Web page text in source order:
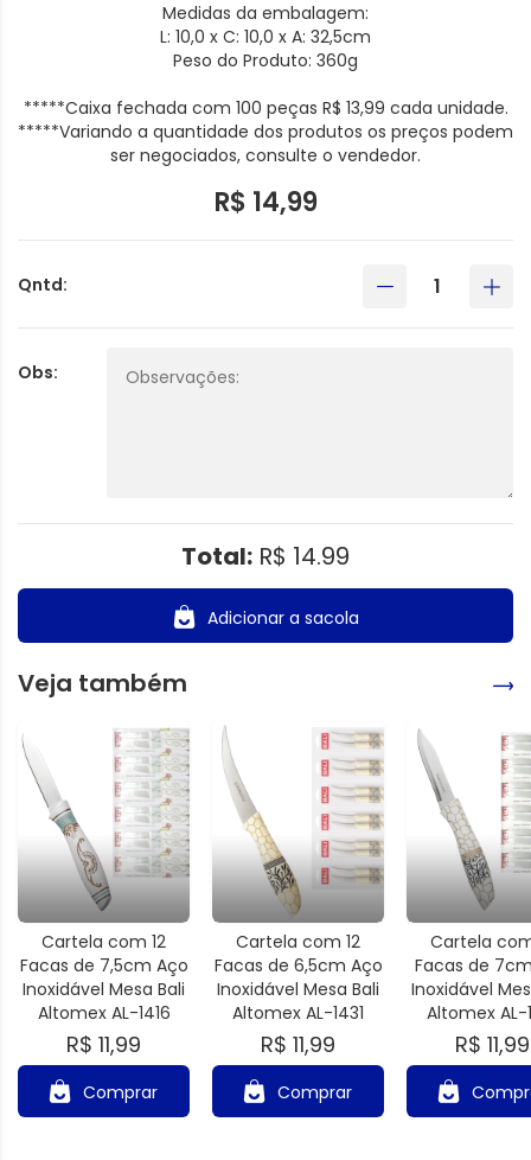
Medidas da embalagem:
L: 10,0 x C: 10,0 x A: 32,5cm
Peso do Produto: 360g
*****Caixa fechada com 100 peças R$ 13,99 cada unidade.
*****Variando a quantidade dos produtos os preços podem
ser negociados, consulte o vendedor.
R$ 14,99
Qntd:
Obs:
Total: R$ 14.99
Adicionar a sacola
Veja também
Cartela com 12
Facas de 7,5cm Aço
Inoxidável Mesa Bali
Altomex AL-1416
R$ 11,99
Comprar
Cartela com 12
Facas de 6,5cm Aço
Inoxidável Mesa Bali
Altomex AL-1431
R$ 11,99
Comprar
Cartela
Facas de
Inoxidável
Altomex AL-
R$ 11,99